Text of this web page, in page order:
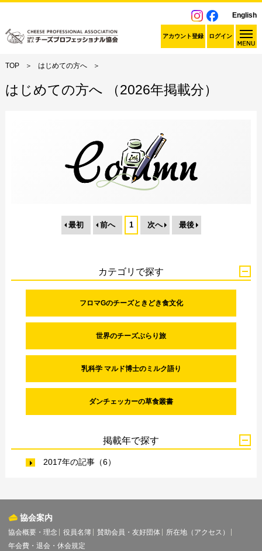
English
アカウント登録 ログイン
TOP はじめての方へ
はじめての方へ （2026年掲載分）
最初 前へ 1 次へ 最後
カテゴリで探す
フロマGのチーズときどき食文化
世界のチーズぶらり旅
乳科学 マルド博士のミルク語り
ダンチェッカーの草食叢書
掲載年で探す
2017年の記事（6）
協会案内
協会概要・理念 役員名簿 賛助会員・友好団体
所在地（アクセス）
年会費・退会・休会規定